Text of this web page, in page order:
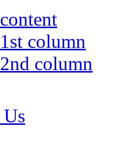
column
column